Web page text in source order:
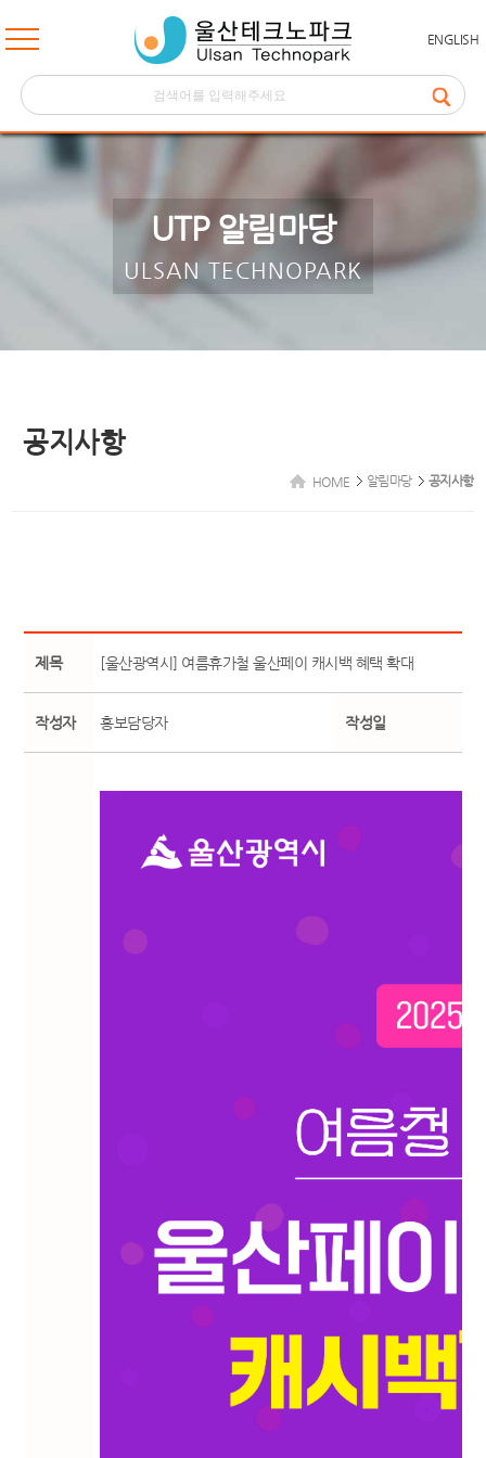
ENGLISH
UTP 알림마당
ULSAN TECHNOPARK
공지사항
HOME 알림마당 공지사항
제목 [울산광역시] 여름휴가철 울산페이 캐시백 혜택 확대
작성자 홍보담당자 작성일